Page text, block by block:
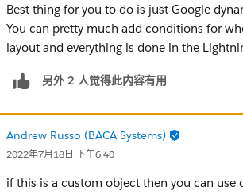
Best thing for you to do is just Google
You can pretty much add conditions for
layout and everything is done in the
另外 2 人觉得此内容有用
Andrew Russo (BACA Systems)
2022年7月18日 下午6:40
if this is a custom object then you can use